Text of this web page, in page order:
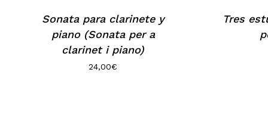
Sonata para clarinete y
piano (Sonata per a
clarinet i piano)
24,00€
Tres